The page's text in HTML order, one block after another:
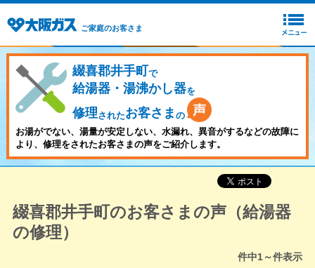
ご家庭のお客さま
綴喜郡井手町で
給湯器・湯沸かし器を
修理されたお客さま の
お湯がでない、湯量が安定しない、水漏れ、異音がするなどの故障に
より、修理をされたお客さまの声をご紹介します。
綴喜郡井手町のお客さまの声（給湯器
の修理）
件中1～件表示